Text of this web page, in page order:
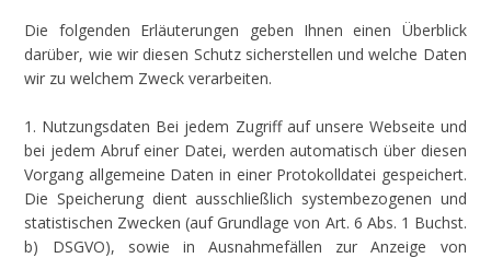
Die folgenden Erläuterungen geben Ihnen einen Überblick
darüber, wie wir diesen Schutz sicherstellen und welche Daten
wir zu welchem Zweck verarbeiten.
1. Nutzungsdaten Bei jedem Zugriff auf unsere Webseite und
bei jedem Abruf einer Datei, werden automatisch über diesen
Vorgang allgemeine Daten in einer Protokolldatei gespeichert.
Die Speicherung dient ausschließlich systembezogenen und
statistischen Zwecken (auf Grundlage von Art. 6 Abs. 1 Buchst.
b) DSGVO), sowie in Ausnahmefällen zur Anzeige von